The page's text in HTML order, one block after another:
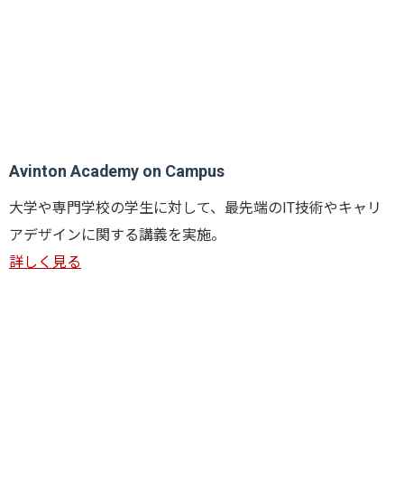
Avinton Academy on Campus
大学や専門学校の学生に対して、最先端のIT技術やキャリ
アデザインに関する講義を実施。
詳しく見る